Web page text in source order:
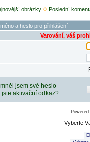
obrázky Poslední
a heslo pro přihlášení
Varování, váš
jsem své heslo
jste aktivační odkaz?
Vyberte